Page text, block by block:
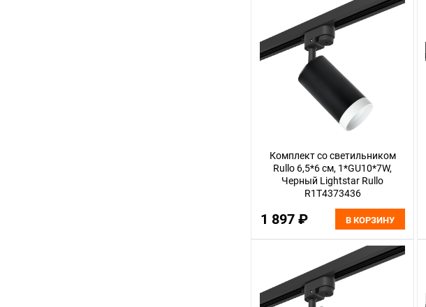
Комплект со светильником
Rullo 6,5*6 см, 1*GU10*7W,
Черный Lightstar Rullo
R1T4373436
1 897 ₽ В КОРЗИНУ